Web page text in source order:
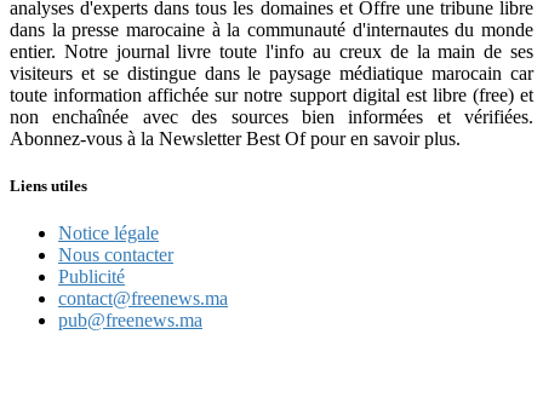
analyses d'experts dans tous les domaines et Offre une tribune libre
dans la presse marocaine à la communauté d'internautes du monde
entier. Notre journal livre toute l'info au creux de la main de ses
visiteurs et se distingue dans le paysage médiatique marocain car
toute information affichée sur notre support digital est libre (free) et
non enchaînée avec des sources bien informées et vérifiées.
Abonnez-vous à la Newsletter Best Of pour en savoir plus.
Liens utiles
Notice légale
Nous contacter
Publicité
contact@freenews.ma
pub@freenews.ma